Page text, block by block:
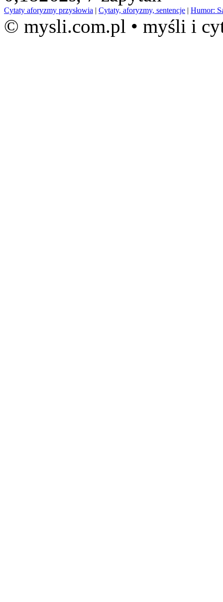
Cytaty aforyzmy przysłowia | Cytaty, aforyzmy, sentencje | Humor:
© mysli.com.pl • myśli i